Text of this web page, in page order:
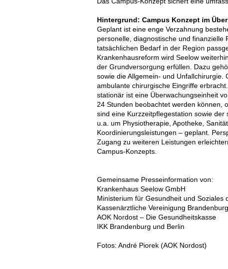
Hintergrund: Campus Konzept im
Geplant ist eine enge Verzahnung
personelle, diagnostische und finanzielle
tatsächlichen Bedarf in der Region
Krankenhausreform wird Seelow
der Grundversorgung erfüllen. Dazu
sowie die Allgemein- und
ambulante chirurgische Eingriffe
stationär ist eine Überwachungseinheit
24 Stunden beobachtet werden können,
sind eine Kurzzeitpflegestation sowie
u.a. um Physiotherapie, Apotheke,
Koordinierungsleistungen – geplant.
Zugang zu weiteren Leistungen
Campus-Konzepts.
Gemeinsame Presseinformation von:
Krankenhaus Seelow GmbH
Ministerium für Gesundheit und Soziales
Kassenärztliche Vereinigung Brandenburg
AOK Nordost – Die Gesundheitskasse
IKK Brandenburg und Berlin
Fotos: André Piorek (AOK Nordost)